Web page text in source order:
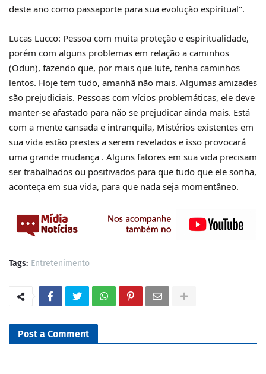
deste ano como passaporte para sua evolução espiritual".
Lucas Lucco: Pessoa com muita proteção e espiritualidade,
porém com alguns problemas em relação a caminhos
(Odun), fazendo que, por mais que lute, tenha caminhos
lentos. Hoje tem tudo, amanhã não mais. Algumas amizades
são prejudiciais. Pessoas com vícios problemáticas, ele deve
manter-se afastado para não se prejudicar ainda mais. Está
com a mente cansada e intranquila, Mistérios existentes em
sua vida estão prestes a serem revelados e isso provocará
uma grande mudança . Alguns fatores em sua vida precisam
ser trabalhados ou positivados para que tudo que ele sonha,
aconteça em sua vida, para que nada seja momentâneo.
Tags: Entretenimento
Post a Comment